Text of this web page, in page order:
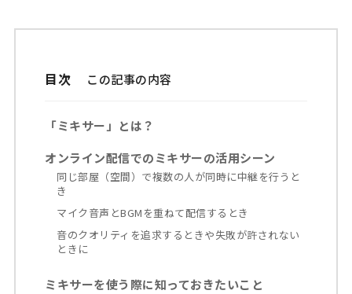
目次
「ミキサー」とは？
オンライン配信でのミキサーの活用シーン
同じ部屋（空間）で複数の人が同時に中継を行うと
き
マイク音声とBGMを重ねて配信するとき
音のクオリティを追求するときや失敗が許されない
ときに
ミキサーを使う際に知っておきたいこと